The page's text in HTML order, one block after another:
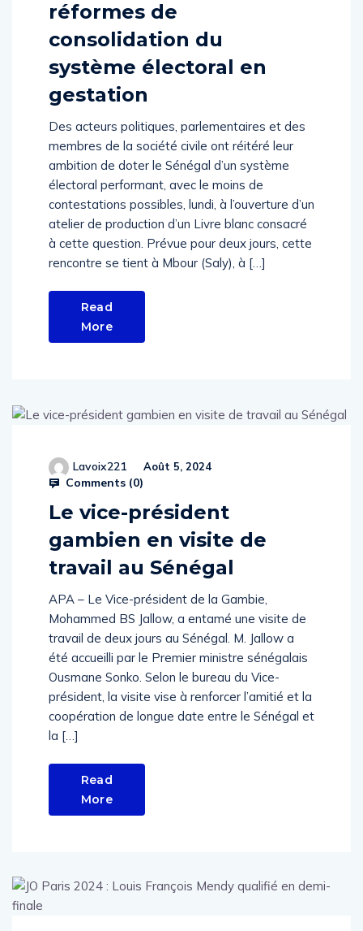
consolidation du
système électoral en
gestation
Des acteurs politiques, parlementaires et des
membres de la société civile ont réitéré leur
ambition de doter le Sénégal d’un système
électoral performant, avec le moins de
contestations possibles, lundi, à l’ouverture d’un
atelier de production d’un Livre blanc consacré
à cette question. Prévue pour deux jours, cette
rencontre se tient à Mbour (Saly), à […]
Read
More
Comments (
Le vice-président
gambien en visite de
travail au Sénégal
APA – Le Vice-président de la Gambie,
Mohammed BS Jallow, a entamé une visite de
travail de deux jours au Sénégal. M. Jallow a
été accueilli par le Premier ministre sénégalais
Ousmane Sonko. Selon le bureau du Vice-
président, la visite vise à renforcer l’amitié et la
coopération de longue date entre le Sénégal et
la […]
Read
More